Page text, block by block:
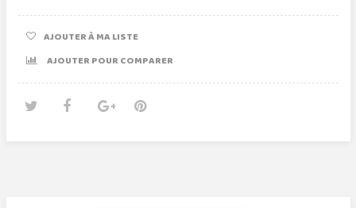
AJOUTER À MA LISTE
AJOUTER POUR COMPARER